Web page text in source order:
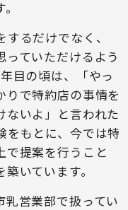
るだけでなく、
ていただけるよう
目の頃は、「やっ
りで特約店の事情を
ないよ」と言われた
をもとに、今では特
で提案を行うこと
いています。
乳営業部で扱ってい